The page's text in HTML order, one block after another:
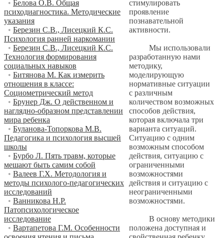
• Белова О.В. Общая
психодиагностика. Методические
указания
• Березин С.В., Лисецкий К.С.
Психология ранней наркомании
• Березин С.В., Лисецкий К.С.
Технология формирования
социальных навыков
• Битянова М. Как измерить
отношения в классе:
Социометрический метод
• Брунер Дж. О действенном и
наглядно-образном представлении
мира ребенка
• Буланова-Топоркова М.В.
Педагогика и психология высшей
школы
• Бурбо Л. Пять травм, которые
мешают быть самим собой
• Валеев Г.Х. Методология и
методы психолого-педагогических
исследований
• Ванникова Н.Р.
Патопсихологическое
исследование
• Вартапетова Г.М. Особенности
стимулировать
проявление
познавательной
активности.
Мы использовали
разработанную нами
методику,
моделирующую
нормативные ситуации
с различным
количеством возможных
способов действия,
которая включала три
варианта ситуаций.
Ситуацию с одним
возможным способом
действия, ситуацию с
ограниченными
возможностями
действия и ситуацию с
неограниченными
возможностями.
В основу методики
положена доступная и